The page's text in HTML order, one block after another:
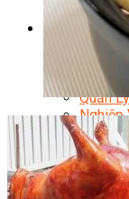
Video
Quản Trị
Quản
Quản
Quản
Nghiệp
Nghiệp
Giám
Tiếng
Khởi